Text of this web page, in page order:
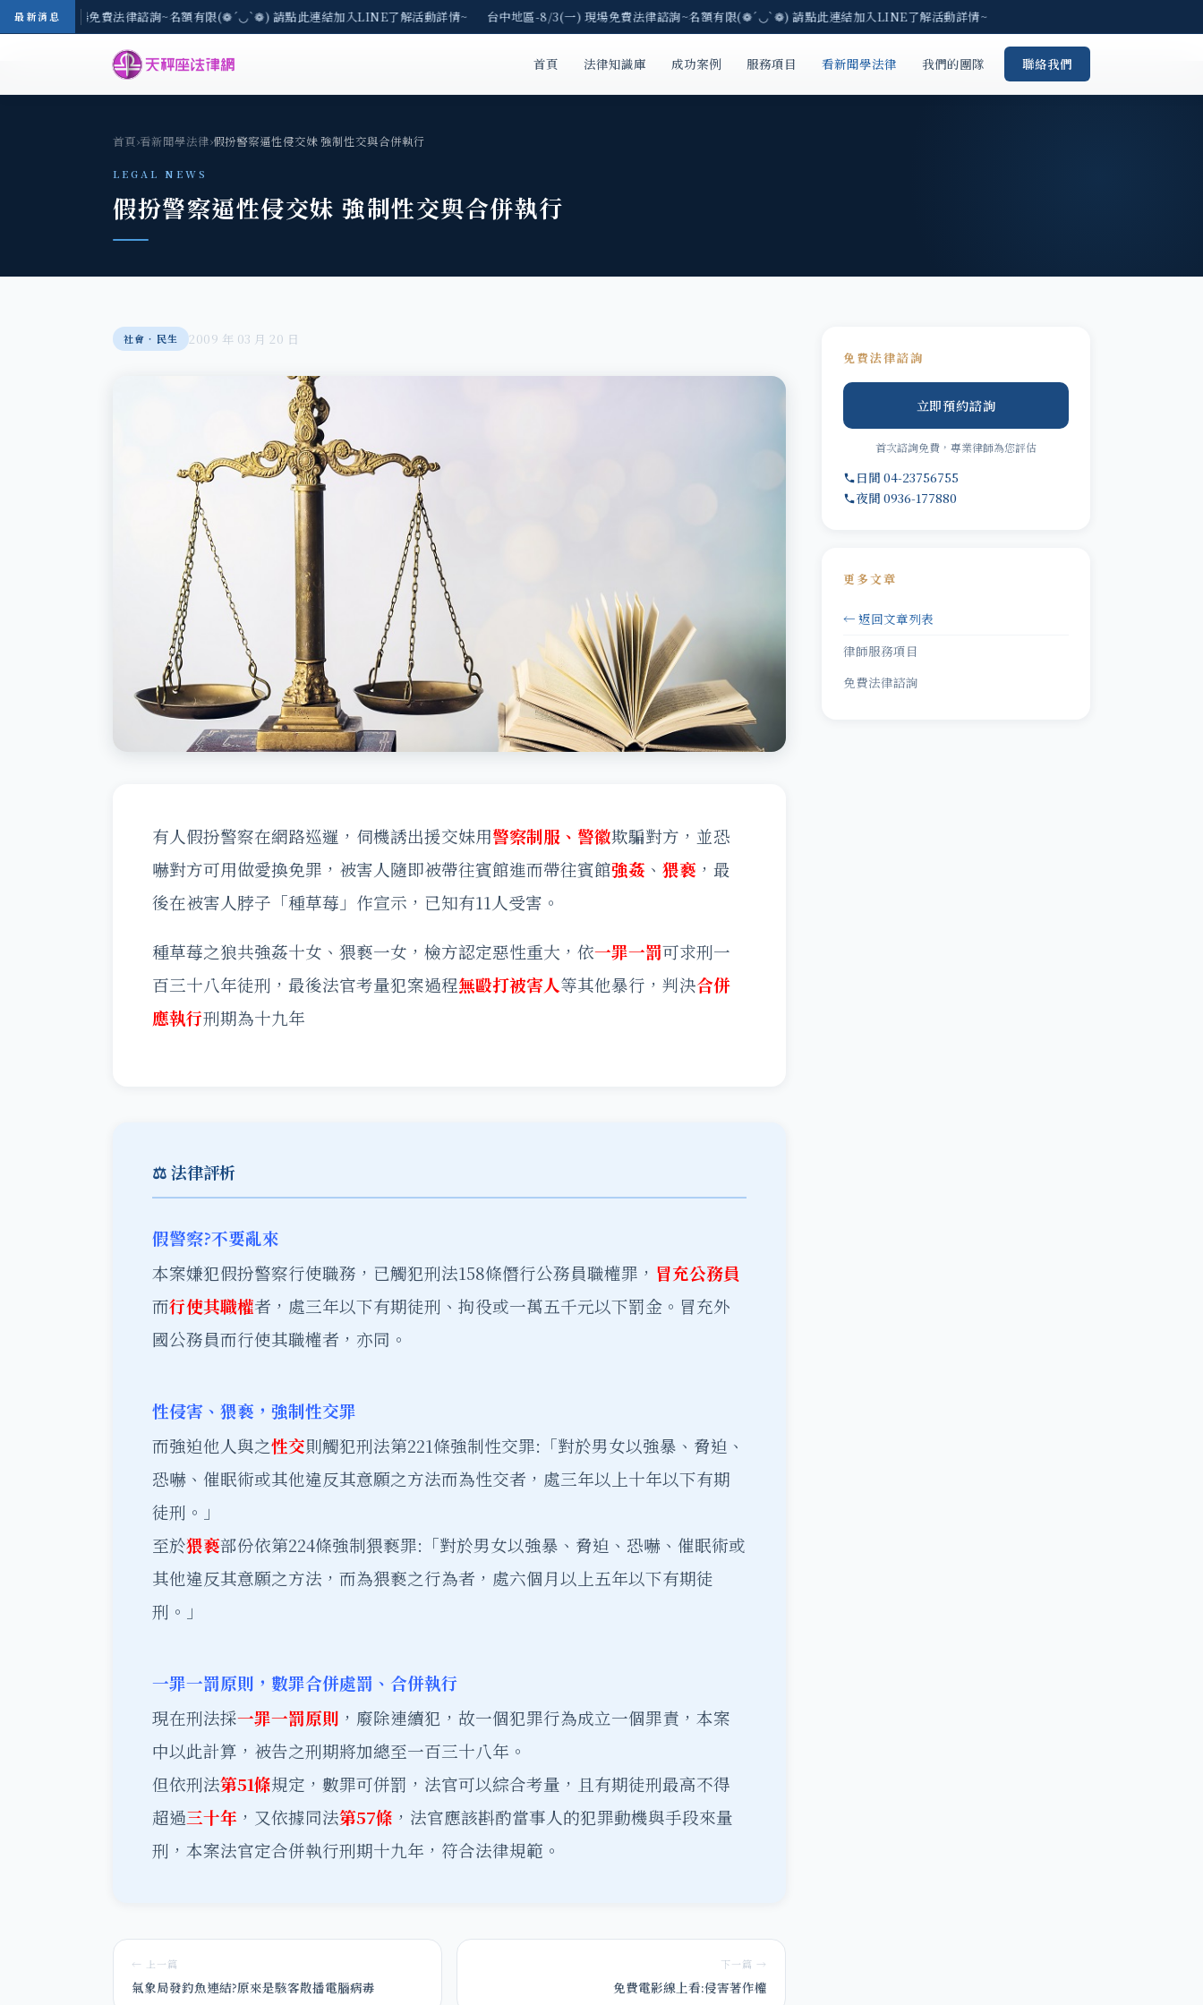
最新消息
-8/3(一) 現場免費法律諮詢~名額有限(❁´◡`❁) 請點此連結加入LINE了解活動詳情~ 台中地區-8/3(一) 現場免費法律諮詢~名額有限(❁´◡`❁) 請點此連結加入LINE了解活動詳情~
首頁 法律知識庫 成功案例 服務項目 看新聞學法律 我們的團隊 聯絡我們
首頁›看新聞學法律›假扮警察逼性侵交妹 強制性交與合併執行
LEGAL NEWS
假扮警察逼性侵交妹 強制性交與合併執行
社會‧民生 2009 年 03 月 20 日
有人假扮警察在網路巡邏，伺機誘出援交妹用警察制服、警徽欺騙對方，並恐
嚇對方可用做愛換免罪，被害人隨即被帶往賓館進而帶往賓館強姦 、 猥褻 ，最
後在被害人脖子「種草莓」作宣示，已知有11人受害。
種草莓之狼共強姦十女、猥褻一女，檢方認定惡性重大，依一罪一罰可求刑一
百三十八年徒刑，最後法官考量犯案過程無毆打被害人等其他暴行，判決合併
應執行刑期為十九年
⚖️ 法律評析
假警察?不要亂來
本案嫌犯假扮警察行使職務，已觸犯刑法158條僭行公務員職權罪， 冒充公務員
而行使其職權者，處三年以下有期徒刑、拘役或一萬五千元以下罰金。冒充外
國公務員而行使其職權者，亦同。
性侵害、猥褻，強制性交罪
而強迫他人與之性交則觸犯刑法第221條強制性交罪:「對於男女以強暴、脅迫、
恐嚇、催眠術或其他違反其意願之方法而為性交者，處三年以上十年以下有期
徒刑。」
至於猥褻部份依第224條強制猥褻罪:「對於男女以強暴、脅迫、恐嚇、催眠術或
其他違反其意願之方法，而為猥褻之行為者，處六個月以上五年以下有期徒
刑。」
一罪一罰原則，數罪合併處罰、合併執行
現在刑法採一罪一罰原則 ，廢除連續犯，故一個犯罪行為成立一個罪責，本案
中以此計算，被告之刑期將加總至一百三十八年。
但依刑法第51條規定，數罪可併罰，法官可以綜合考量，且有期徒刑最高不得
超過三十年 ，又依據同法第57條 ，法官應該斟酌當事人的犯罪動機與手段來量
刑，本案法官定合併執行刑期十九年，符合法律規範。
← 上一篇
氣象局發釣魚連結?原來是駭客散播電腦病毒
下一篇 →
免費電影線上看:侵害著作權
免費法律諮詢
立即預約諮詢
首次諮詢免費，專業律師為您評估
日間 04-23756755
夜間 0936-177880
更多文章
← 返回文章列表
律師服務項目
免費法律諮詢